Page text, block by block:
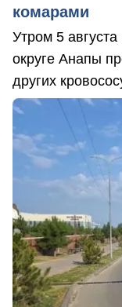
комарами
Утром 5
округе Анапы
других